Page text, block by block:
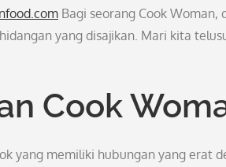
Bagi seorang Cook
yang disajikan. Mari kita
Cook
yang memiliki hubungan yang erat